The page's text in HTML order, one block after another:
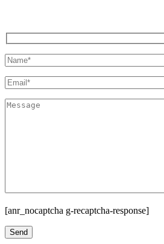
[anr_nocaptcha g-recaptcha-response]